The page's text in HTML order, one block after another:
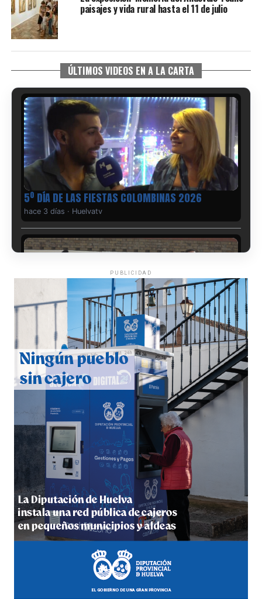
paisajes y vida rural hasta el 11 de julio
ÚLTIMOS VIDEOS EN A LA CARTA
5º DÍA DE LAS FIESTAS COLOMBINAS 2026
hace 3 días · Huelvatv
CUARTA CORRIDA DE LAS FIESTAS COLOMBINAS
2026
hace 4 días·Huelvatv
4º DÍA DE LAS FIESTAS COLOMBINAS 2026
hace 4 días·Huelvatv
PUBLICIDAD